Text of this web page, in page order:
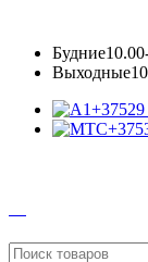
Будние
Выходные